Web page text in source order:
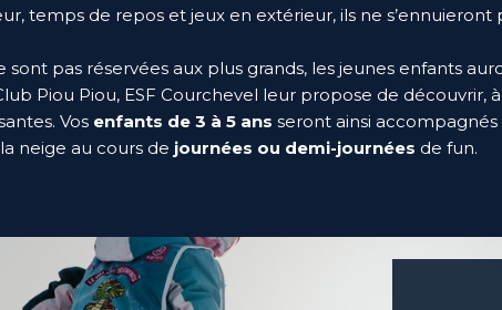
temps de repos et jeux en extérieur, ils ne s’ennuieront
sont pas réservées aux plus grands, les jeunes enfants
Piou Piou, ESF Courchevel leur propose de découvrir,
Vos enfants de 3 à 5 ans seront ainsi
neige au cours de journées ou demi-journées de fun.